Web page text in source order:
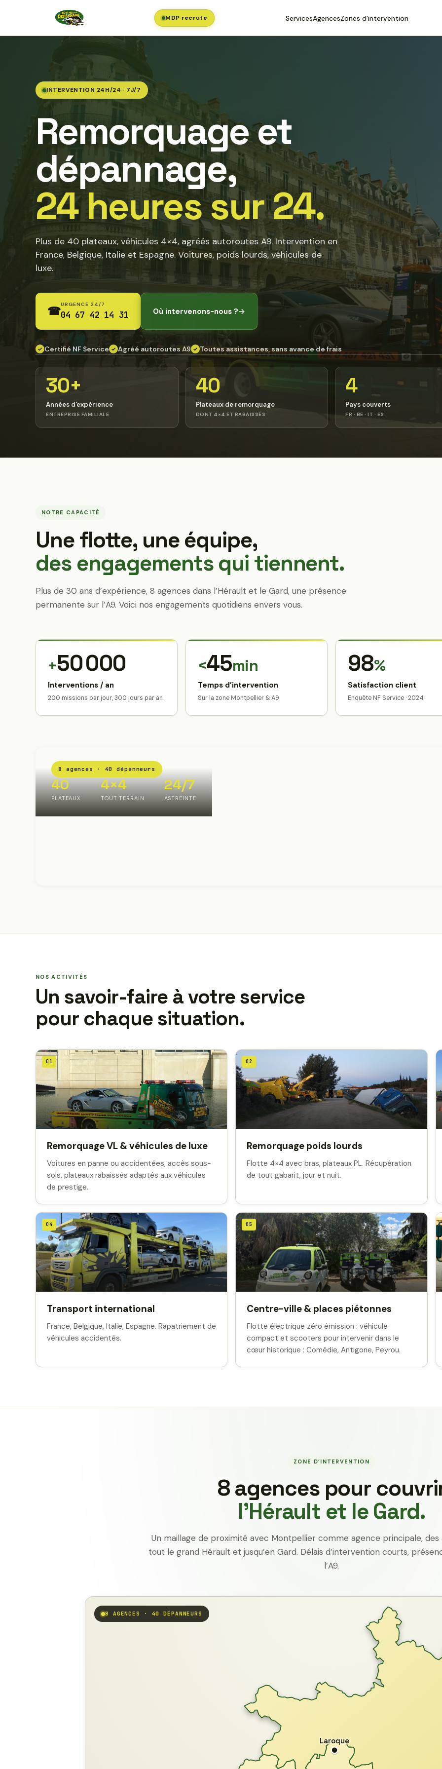
MDP recrute ServicesAgencesZones d’intervention
INTERVENTION 24H/24 · 7J/7
Remorquage et
dépannage,
24 heures sur 24.
Plus de 40 plateaux, véhicules 4×4, agréés autoroutes A9. Intervention en
France, Belgique, Italie et Espagne. Voitures, poids lourds, véhicules de
luxe.
☎URGENCE 24/7
04 67 42 14 31 Où intervenons-nous ?→
✓ Certifié NF Service ✓ Agréé autoroutes A9 ✓ Toutes assistances, sans avance de frais
30+
Années d'expérience
ENTREPRISE FAMILIALE
40
Plateaux de remorquage
DONT 4×4 ET RABAISSÉS
4
Pays couverts
FR · BE · IT · ES
NOTRE CAPACITÉ
Une flotte, une équipe,
des engagements qui tiennent.
Plus de 30 ans d’expérience, 8 agences dans l’Hérault et le Gard, une présence
permanente sur l’A9. Voici nos engagements quotidiens envers vous.
+50 000
Interventions / an
200 missions par jour, 300 jours par an
<45min
Temps d’intervention
Sur la zone Montpellier & A9
98%
Satisfaction client
Enquête NF Service · 2024
8 agences · 40 dépanneurs
40
PLATEAUX
4×4
TOUT TERRAIN
24/7
ASTREINTE
NOS ACTIVITÉS
Un savoir-faire à votre service
pour chaque situation.
01
Remorquage VL & véhicules de luxe
Voitures en panne ou accidentées, accès sous-
sols, plateaux rabaissés adaptés aux véhicules
de prestige.
02
Remorquage poids lourds
Flotte 4×4 avec bras, plateaux PL. Récupération
de tout gabarit, jour et nuit.
04
Transport international
France, Belgique, Italie, Espagne. Rapatriement de
véhicules accidentés.
05
Centre-ville & places piétonnes
Flotte électrique zéro émission : véhicule
compact et scooters pour intervenir dans le
cœur historique : Comédie, Antigone, Peyrou.
ZONE D’INTERVENTION
8 agences pour
l’Hérault et le Gard.
Un maillage de proximité avec Montpellier comme agence principale, des
tout le grand Hérault et jusqu’en Gard. Délais d’intervention courts,
l’A9.
Laroque
8 AGENCES · 40 DÉPANNEURS